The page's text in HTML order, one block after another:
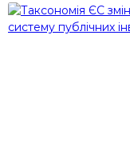
Енергетичного
партнерів. Під […]